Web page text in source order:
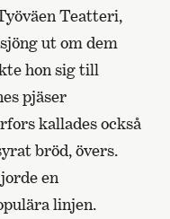
Teatteri,
ut om dem
hon sig till
pjäser
kallades också
bröd, övers.
en
linjen.